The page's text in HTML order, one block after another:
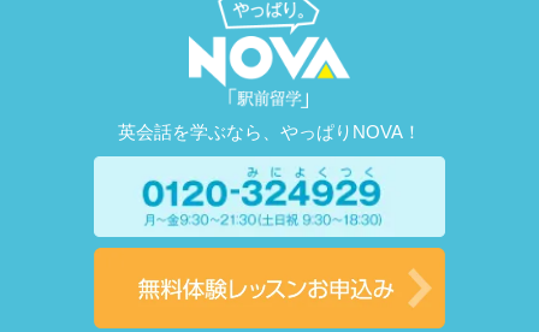
英会話を学ぶなら、やっぱりNOVA！